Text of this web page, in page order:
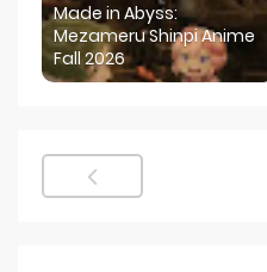
Made in Abyss:
Mezameru Shinpi Anime
Fall 2026